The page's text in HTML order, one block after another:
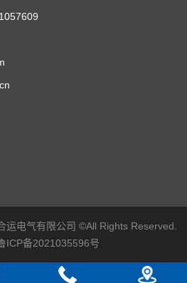
电气有限公司 ©All Rights Reserved.
ICP备2021035596号